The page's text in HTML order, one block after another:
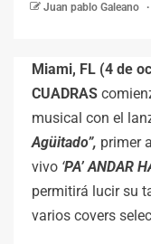
Juan pablo Galeano
Miami, FL (4 de
CUADRAS
musical con el
Agüitado”, primer
vivo ‘PA’ ANDAR
permitirá lucir su
varios covers